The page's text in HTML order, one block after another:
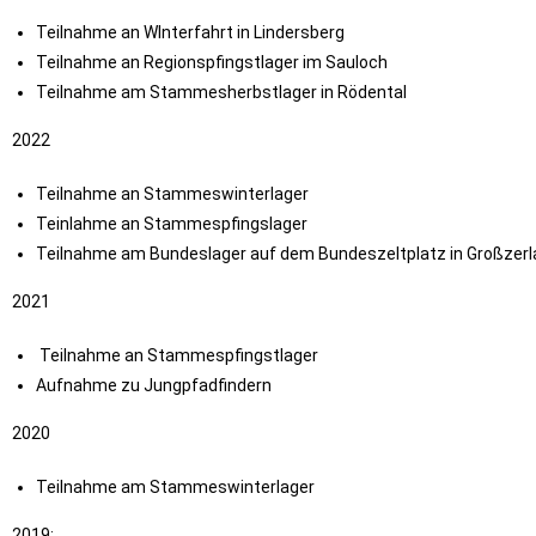
Teilnahme an WInterfahrt in Lindersberg
Teilnahme an Regionspfingstlager im Sauloch
Teilnahme am Stammesherbstlager in Rödental
2022
Teilnahme an Stammeswinterlager
Teinlahme an Stammespfingslager
Teilnahme am Bundeslager auf dem Bundeszeltplatz in
2021
Teilnahme an Stammespfingstlager
Aufnahme zu Jungpfadfindern
2020
Teilnahme am Stammeswinterlager